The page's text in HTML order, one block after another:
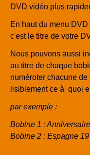
DVD vidéo plus
En haut du menu
c'est le titre de votre
Nous pouvons aussi
au titre de chaque
numéroter chacune
lisiblement ce à quoi
par exemple :
Bobine 1 :
Bobine 2 : Espagne